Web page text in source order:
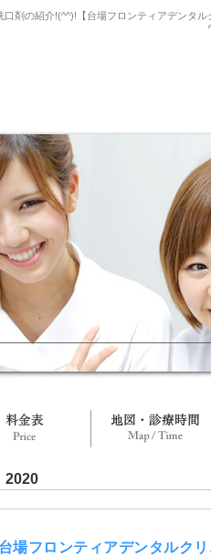
の紹介!(^^)!【台場フロンティアデン
ー 料金表
2020
場フロンティアデンタル